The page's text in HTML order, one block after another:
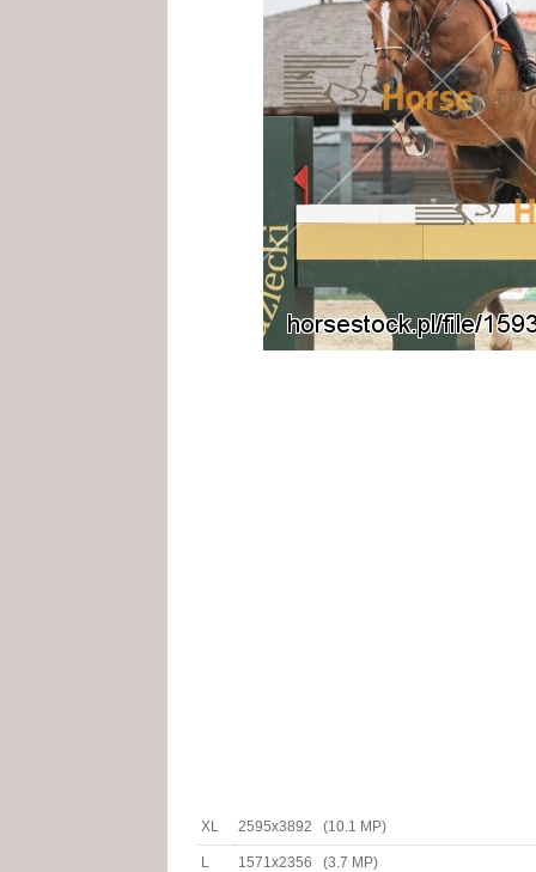
XL 2595x3892 (10.1 MP)
L 1571x2356 (3.7 MP)